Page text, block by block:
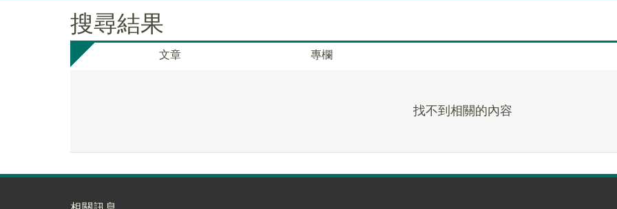
搜尋結果
文章 專欄
找不到相關的內容